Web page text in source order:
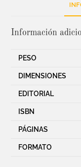
Información
PESO
DIMENSIONES
EDITORIAL
ISBN
PÁGINAS
FORMATO